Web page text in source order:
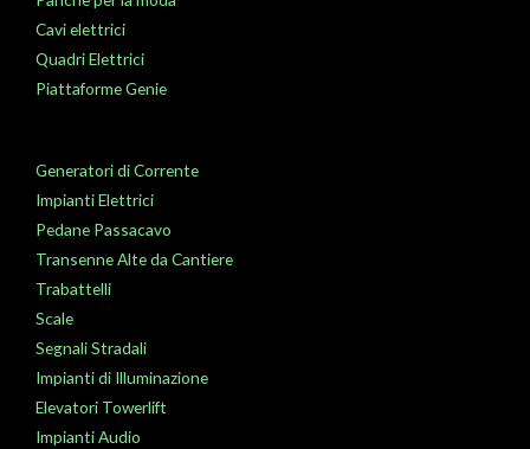
Cavi elettrici
Quadri Elettrici
Piattaforme Genie
Generatori di Corrente
Impianti Elettrici
Pedane Passacavo
Transenne Alte da Cantiere
Trabattelli
Scale
Segnali Stradali
Impianti di Illuminazione
Elevatori Towerlift
Impianti Audio